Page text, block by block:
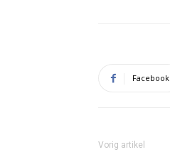
Facebook
Vorig artikel